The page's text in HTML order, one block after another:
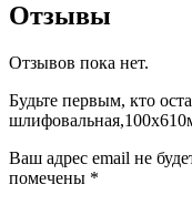
Отзывы
Отзывов пока нет.
Будьте первым, кто
Ваш адрес email не
помечены *